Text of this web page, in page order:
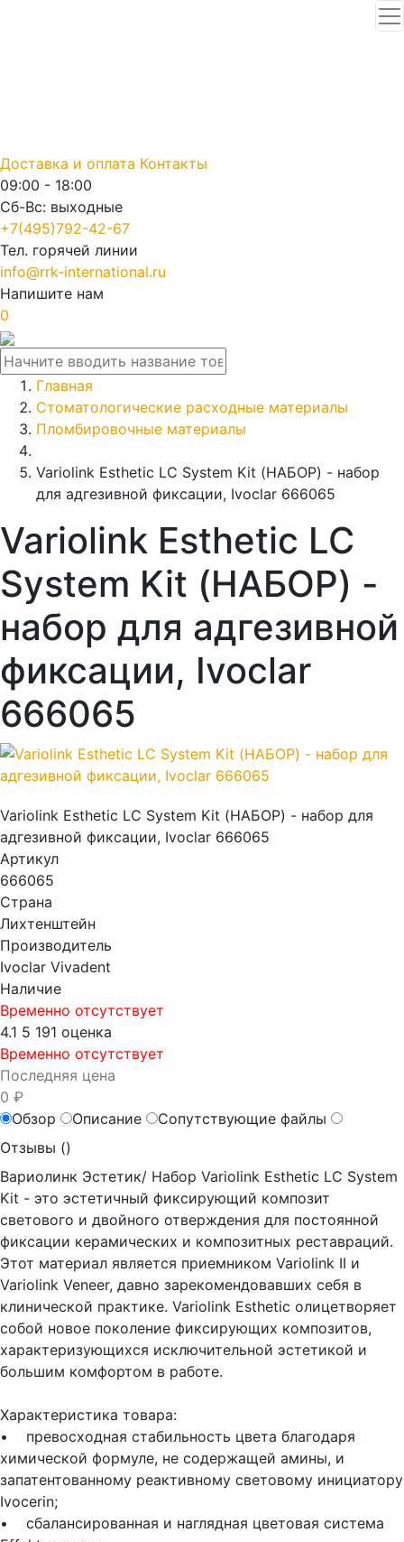
Доставка и оплата Контакты
09:00 - 18:00
Сб-Вс: выходные
+7(495)792-42-67
Тел. горячей линии
info@rrk-international.ru
Напишите нам
0
Главная
Стоматологические расходные материалы
Пломбировочные материалы
Variolink Esthetic LC System Kit (НАБОР) - набор
для адгезивной фиксации, Ivoclar 666065
Variolink Esthetic LC
System Kit (НАБОР) -
набор для адгезивной
фиксации, Ivoclar
666065
Variolink Esthetic LC System Kit (НАБОР) - набор для
адгезивной фиксации, Ivoclar 666065
Артикул
666065
Страна
Лихтенштейн
Производитель
Ivoclar Vivadent
Наличие
Временно отсутствует
4.1 5 191 оценка
Временно отсутствует
Последняя цена
0 ₽
Обзор
Описание
Сопутствующие файлы
Отзывы ()
Вариолинк Эстетик/ Набор Variolink Esthetic LC System
Kit - это эстетичный фиксирующий композит
светового и двойного отверждения для постоянной
фиксации керамических и композитных реставраций.
Этот материал является приемником Variolink II и
Variolink Veneer, давно зарекомендовавших себя в
клинической практике. Variolink Esthetic олицетворяет
собой новое поколение фиксирующих композитов,
характеризующихся исключительной эстетикой и
большим комфортом в работе.
Характеристика товара:
• превосходная стабильность цвета благодаря
химической формуле, не содержащей амины, и
запатентованному реактивному световому инициатору
Ivocerin;
• сбалансированная и наглядная цветовая система